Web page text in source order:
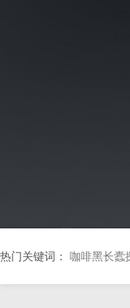
热门关键词： 咖啡黑长蠹